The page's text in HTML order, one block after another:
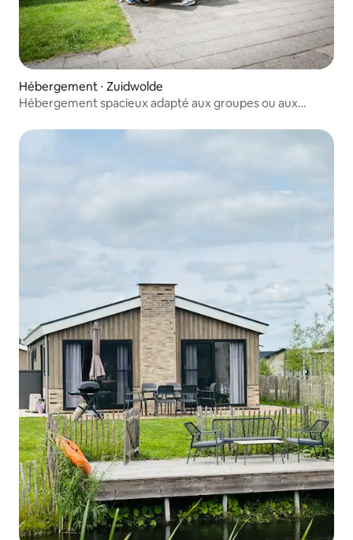
Hébergement ⋅ Zuidwolde
Hébergement spacieux adapté aux groupes ou aux